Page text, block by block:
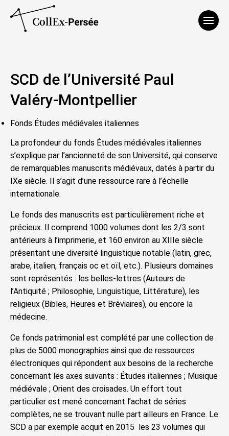
SCD de l’Université Paul
Valéry-Montpellier
Fonds Études médiévales italiennes
La profondeur du fonds Études médiévales italiennes
s’explique par l’ancienneté de son Université, qui conserve
de remarquables manuscrits médiévaux, datés à partir du
IXe siècle. Il s’agit d’une ressource rare à l’échelle
internationale.
Le fonds des manuscrits est particulièrement riche et
précieux. Il comprend 1000 volumes dont les 2/3 sont
antérieurs à l’imprimerie, et 160 environ au XIIIe siècle
présentant une diversité linguistique notable (latin, grec,
arabe, italien, français oc et oïl, etc.). Plusieurs domaines
sont représentés : les belles-lettres (Auteurs de
l’Antiquité ; Philosophie, Linguistique, Littérature), les
religieux (Bibles, Heures et Bréviaires), ou encore la
médecine.
Ce fonds patrimonial est complété par une collection de
plus de 5000 monographies ainsi que de ressources
électroniques qui répondent aux besoins de la recherche
concernant les axes suivants : Études italiennes ; Musique
médiévale ; Orient des croisades. Un effort tout
particulier est mené concernant l’achat de séries
complètes, ne se trouvant nulle part ailleurs en France. Le
SCD a par exemple acquit en 2015 les 23 volumes qui